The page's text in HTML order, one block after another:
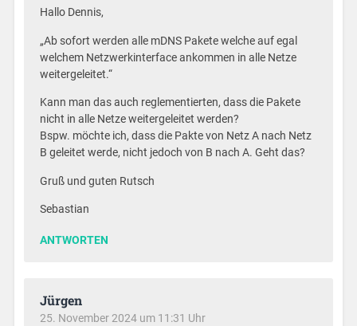
Hallo Dennis,
„Ab sofort werden alle mDNS Pakete welche auf egal
welchem Netzwerkinterface ankommen in alle Netze
weitergeleitet.“
Kann man das auch reglementierten, dass die Pakete
nicht in alle Netze weitergeleitet werden?
Bspw. möchte ich, dass die Pakte von Netz A nach Netz
B geleitet werde, nicht jedoch von B nach A. Geht das?
Gruß und guten Rutsch
Sebastian
ANTWORTEN
Jürgen
25. November 2024 um 11:31 Uhr